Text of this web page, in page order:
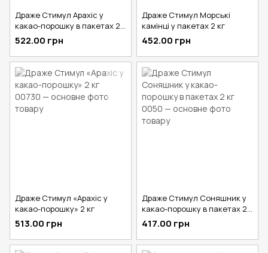
Драже Стимул Арахіс у
какао-порошку в пакетах 2
кг
522.00 грн
Драже Стимул Морські
камінці у пакетах 2 кг
452.00 грн
Драже Стимул «Арахіс у
какао-порошку» 2 кг
513.00 грн
Драже Стимул Соняшник у
какао-порошку в пакетах 2
кг
417.00 грн